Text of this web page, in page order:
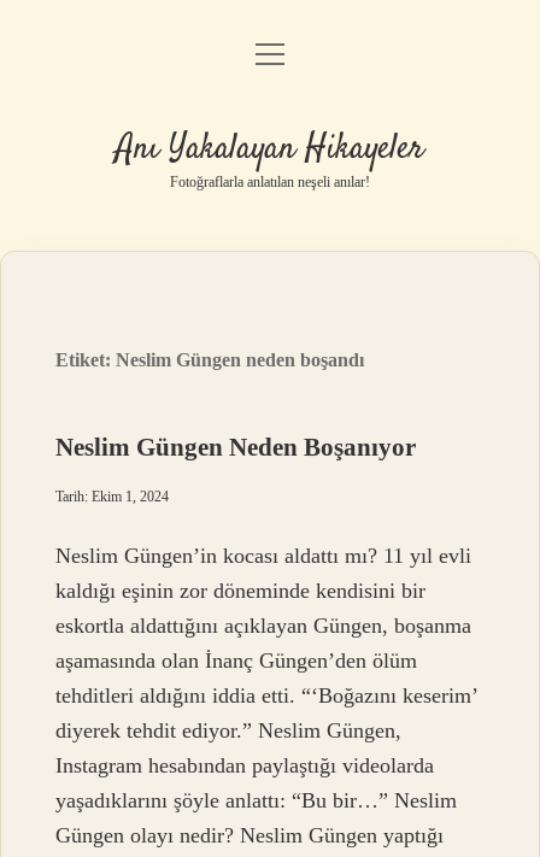
Anasayfa
Yasal Uyarı
menüyü
Anı Yakalayan Hikayeler
Fotoğraflarla anlatılan neşeli anılar!
Etiket:Neslim Güngen neden boşandı
Neslim Güngen Neden Boşanıyor
Tarih: Ekim 1, 2024
Neslim Güngen’in kocası aldattı mı? 11 yıl evli
kaldığı eşinin zor döneminde kendisini bir
eskortla aldattığını açıklayan Güngen, boşanma
aşamasında olan İnanç Güngen’den ölüm
tehditleri aldığını iddia etti. “‘Boğazını keserim’
diyerek tehdit ediyor.” Neslim Güngen,
Instagram hesabından paylaştığı videolarda
yaşadıklarını şöyle anlattı: “Bu bir…” Neslim
Güngen olayı nedir? Neslim Güngen yaptığı